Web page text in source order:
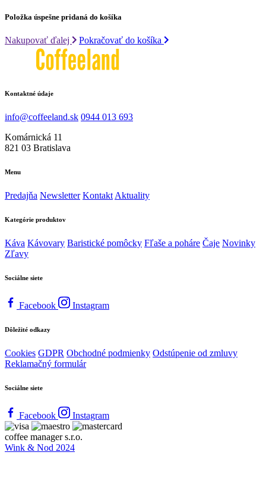
Položka úspešne pridaná do košíka
Nakupovať ďalej Pokračovať do košíka
Kontaktné údaje
info@coffeeland.sk 0944 013 693
Komárnická 11
821 03 Bratislava
Menu
Predajňa Newsletter Kontakt Aktuality
Kategórie produktov
Káva Kávovary Baristické pomôcky Fľaše a poháre Čaje Novinky
Zľavy
Sociálne siete
Facebook Instagram
Dôležité odkazy
Cookies GDPR Obchodné podmienky Odstúpenie od zmluvy
Reklamačný formulár
Sociálne siete
Facebook Instagram
coffee manager s.r.o.
Wink & Nod 2024